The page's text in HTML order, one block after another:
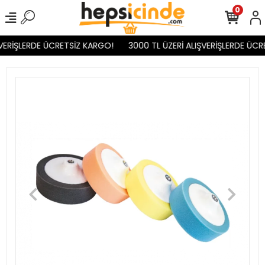
ÜCRETSİZ KARGO! 3000 TL ÜZERİ ALIŞVERİŞLERDE
0